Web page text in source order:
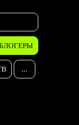
...